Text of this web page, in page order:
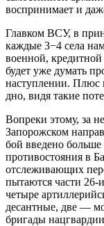
воспринимает и
Главком ВСУ, в
каждые 3−4 села
военной,
будет уже думать
наступлении. Плюс
дно, видя такие
Вопреки этому, за
Запорожском
бой введено больше
противостояния в
отслеживающих
пытаются части 26-
четыре
десантные, две —
бригады